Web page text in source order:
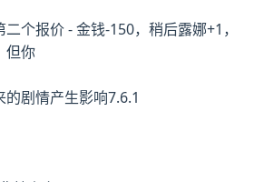
个报价 - 金钱-150，稍后露娜+1，
但你
剧情产生影响7.6.1